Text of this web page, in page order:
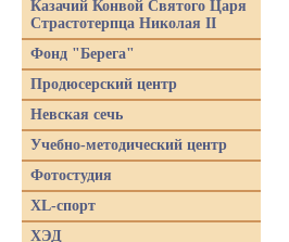
Казачий Конвой Святого Царя
Страстотерпца Николая II
Фонд "Берега"
Продюсерский центр
Невская сечь
Учебно-методический центр
Фотостудия
XL-спорт
ХЭД